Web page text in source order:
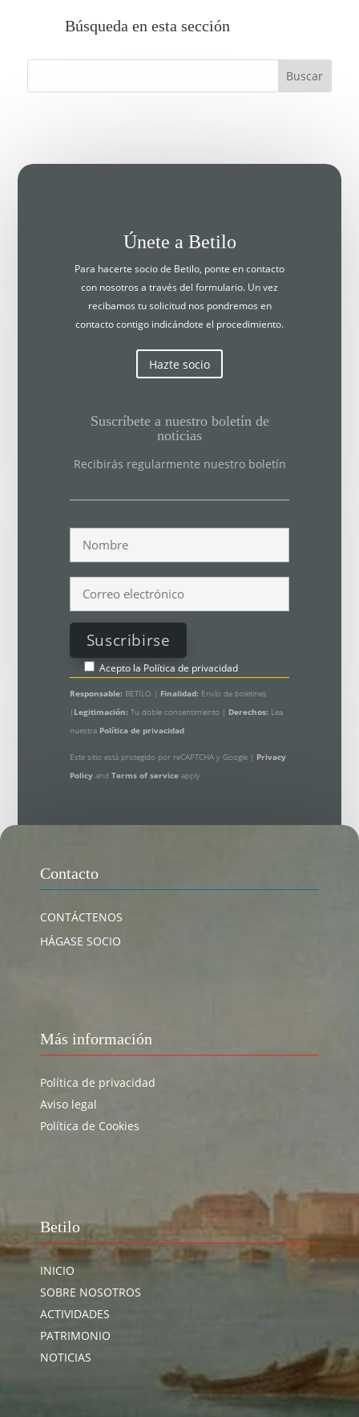
Búsqueda en esta sección
Únete a Betilo
Para hacerte socio de Betilo, ponte en contacto
con nosotros a través del formulario. Un vez
recibamos tu solicitud nos pondremos en
contacto contigo indicándote el procedimiento.
Hazte socio
Suscríbete a nuestro boletín de
noticias
Recibirás regularmente nuestro boletín
Acepto la Política de privacidad
Responsable: BETILO | Finalidad: Envío de boletines
| Legitimación: Tu doble consentimiento | Derechos: Lea
nuestra Política de privacidad
Este sitio está protegido por reCAPTCHA y Google | Privacy
Policy and Terms of serviceapply
Contacto
CONTÁCTENOS
HÁGASE SOCIO
Más información
Política de privacidad
Aviso legal
Política de Cookies
Betilo
INICIO
SOBRE NOSOTROS
ACTIVIDADES
PATRIMONIO
NOTICIAS